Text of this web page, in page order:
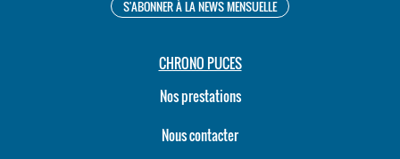
CHRONO PUCES
Nos prestations
Nous contacter